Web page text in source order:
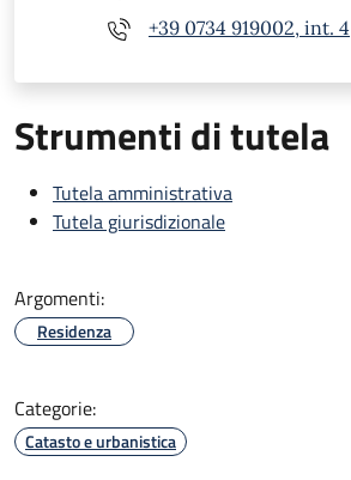
+39 0734 919002, int. 4
Strumenti di tutela
Tutela amministrativa
Tutela giurisdizionale
Argomenti:
Residenza
Categorie:
Catasto e urbanistica